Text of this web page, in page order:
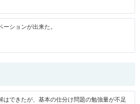
ーションが出来た。
はできたが、基本の仕分け問題の勉強量が不足